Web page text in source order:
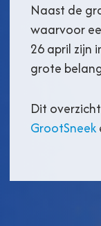
Naast de
waarvoor
26 april zijn
grote
Dit
GrootSneek